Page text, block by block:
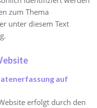
zum Thema
unter diesem Text
auf
erfolgt durch den